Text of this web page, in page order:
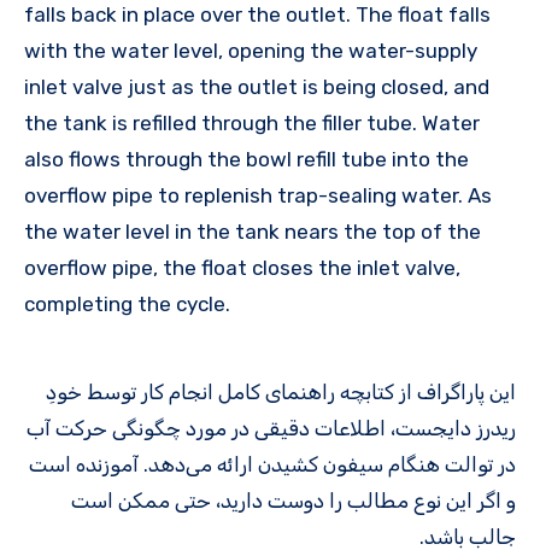
falls back in place over the outlet. The float falls
with the water level, opening the water-supply
inlet valve just as the outlet is being closed, and
the tank is refilled through the filler tube. Water
also flows through the bowl refill tube into the
overflow pipe to replenish trap-sealing water. As
the water level in the tank nears the top of the
overflow pipe, the float closes the inlet valve,
completing the cycle.
این پاراگراف از کتابچه راهنمای کامل انجام کار توسط خودِ
ریدرز دایجست، اطلاعات دقیقی در مورد چگونگی حرکت آب
در توالت هنگام سیفون کشیدن ارائه می‌دهد. آموزنده است
و اگر این نوع مطالب را دوست دارید، حتی ممکن است
جالب باشد.